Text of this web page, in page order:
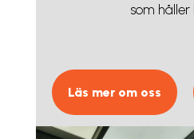
som håller
Läs mer om oss